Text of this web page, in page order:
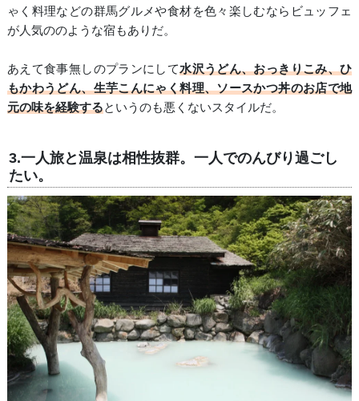
ゃく料理などの群馬グルメや食材を色々楽しむならビュッフェ
が人気ののような宿もありだ。
あえて食事無しのプランにして水沢うどん、おっきりこみ、ひ
もかわうどん、生芋こんにゃく料理、ソースかつ丼のお店で地
元の味を経験するというのも悪くないスタイルだ。
3.一人旅と温泉は相性抜群。一人でのんびり過ごし
たい。